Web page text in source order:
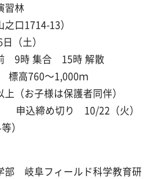
習林
1714-13）
（土）
集合 15時 解散
標高760～1,000ｍ
（お子様は保護者同伴）
申込締め切り 10/22（火）
）
部 岐阜フィールド科学教育研